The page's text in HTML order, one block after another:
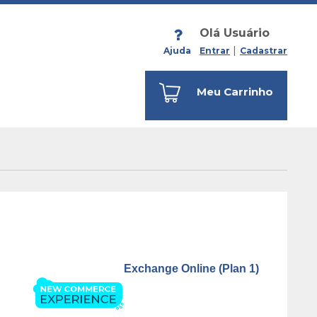
Ajuda
Olá Usuário
Entrar Cadastrar
Meu Carrinho
Exchange Online (Plan 1)